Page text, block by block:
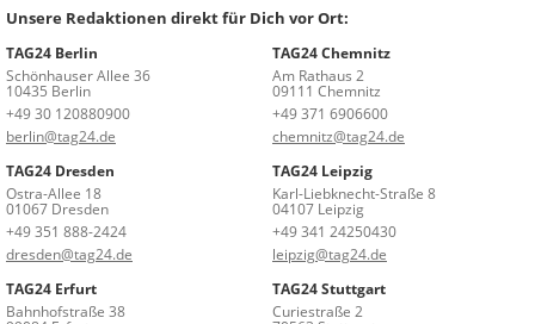
Unsere Redaktionen direkt für Dich vor Ort:
TAG24 Berlin
Schönhauser Allee 36
10435 Berlin
+49 30 120880900
berlin@tag24.de
TAG24 Chemnitz
Am Rathaus 2
09111 Chemnitz
+49 371 6906600
chemnitz@tag24.de
TAG24 Dresden
Ostra-Allee 18
01067 Dresden
+49 351 888-2424
dresden@tag24.de
TAG24 Leipzig
Karl-Liebknecht-Straße 8
04107 Leipzig
+49 341 24250430
leipzig@tag24.de
TAG24 Erfurt
Bahnhofstraße 38
TAG24 Stuttgart
Curiestraße 2